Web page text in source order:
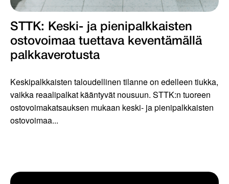
STTK: Keski- ja pienipalkkaisten
ostovoimaa tuettava keventämällä
palkkaverotusta
Keskipalkkaisten taloudellinen tilanne on edelleen tiukka,
vaikka reaalipalkat kääntyvät nousuun. STTK:n tuoreen
ostovoimakatsauksen mukaan keski- ja pienipalkkaisten
ostovoimaa...